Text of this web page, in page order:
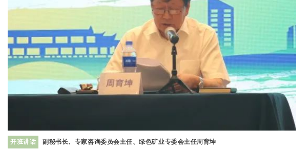
开班讲话 副秘书长、专家咨询委员会主任、绿色矿业专委会主任周育坤